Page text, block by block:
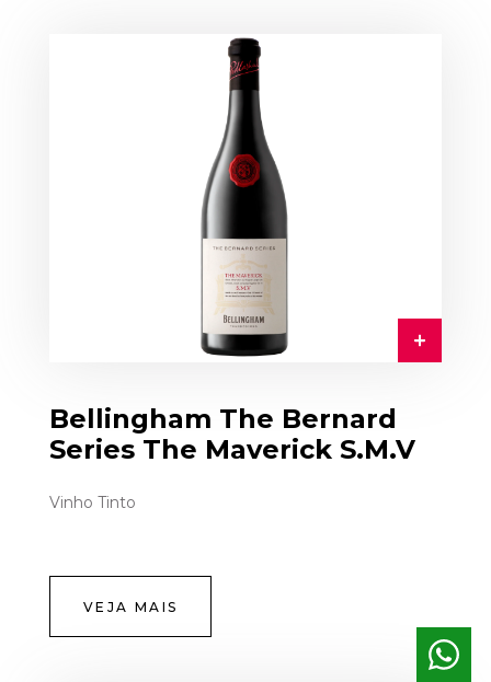
Bellingham The Bernard
Series The Maverick S.M.V
Vinho Tinto
VEJA MAIS